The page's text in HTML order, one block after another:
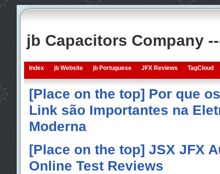
jb Capacitors Company
Index jb Website jb Portuguese JFX Reviews TagCloud
[Place on the top] Por que
Link são Importantes na
Moderna
[Place on the top] JSX JFX
Online Test Reviews